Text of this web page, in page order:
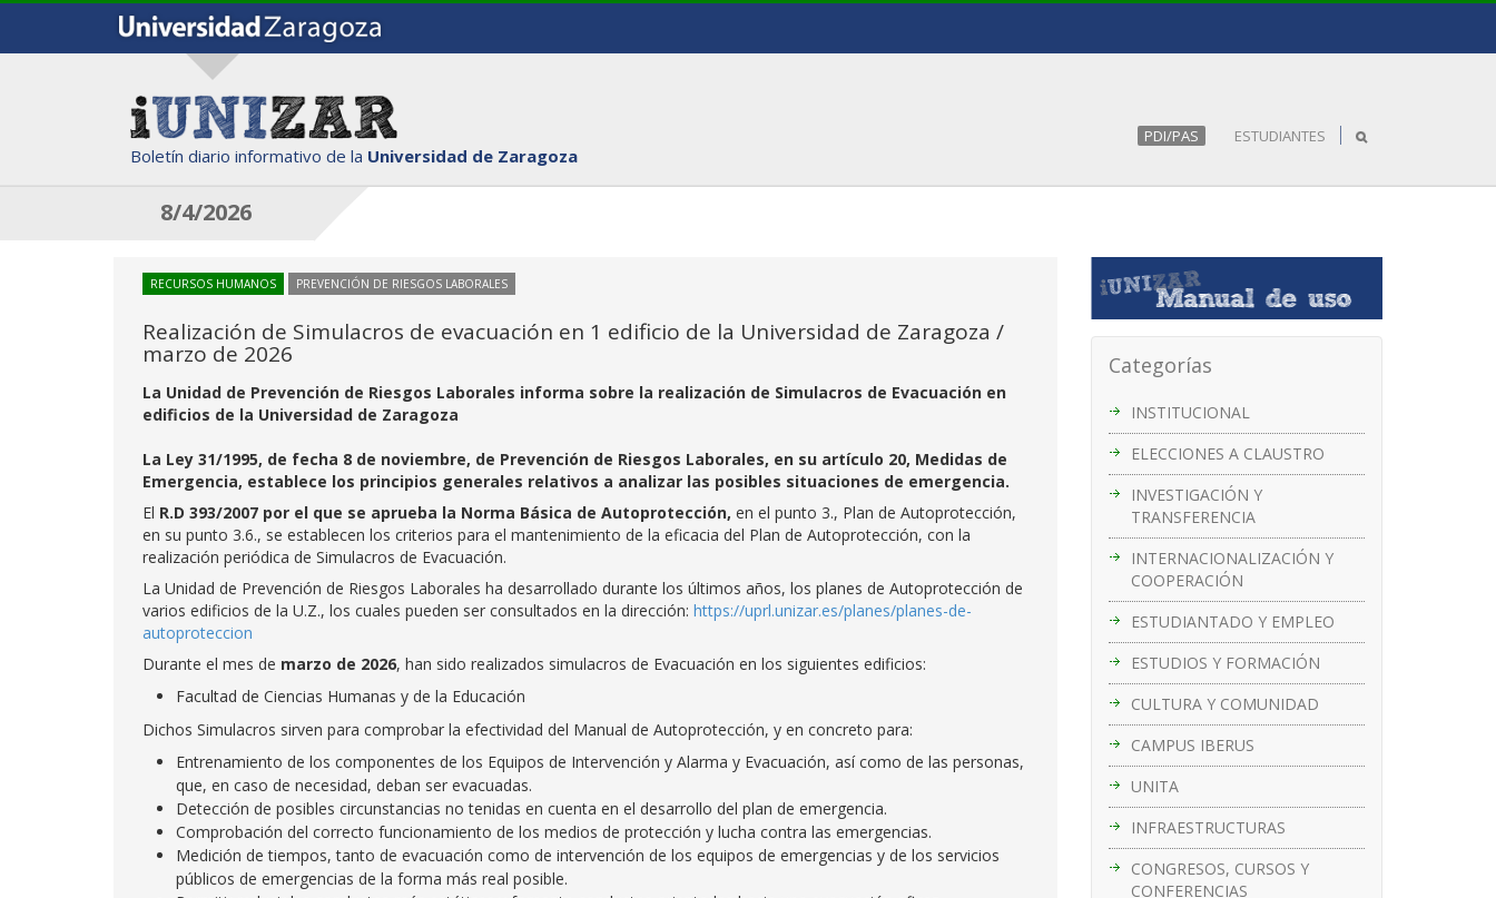
Boletín diario informativo de la Universidad de Zaragoza
PDI/PAS ESTUDIANTES
8/4/2026
Categorías
INSTITUCIONAL
ELECCIONES A CLAUSTRO
INVESTIGACIÓN Y
TRANSFERENCIA
INTERNACIONALIZACIÓN Y
COOPERACIÓN
ESTUDIANTADO Y EMPLEO
ESTUDIOS Y FORMACIÓN
CULTURA Y COMUNIDAD
CAMPUS IBERUS
UNITA
INFRAESTRUCTURAS
CONGRESOS, CURSOS Y
CONFERENCIAS
RECURSOS HUMANOS PREVENCIÓN DE RIESGOS LABORALES
Realización de Simulacros de evacuación en 1 edificio de la Universidad de Zaragoza /
marzo de 2026
La Unidad de Prevención de Riesgos Laborales informa sobre la realización de Simulacros de Evacuación en
edificios de la Universidad de Zaragoza
La Ley 31/1995, de fecha 8 de noviembre, de Prevención de Riesgos Laborales, en su artículo 20, Medidas de
Emergencia, establece los principios generales relativos a analizar las posibles situaciones de emergencia.
El R.D 393/2007 por el que se aprueba la Norma Básica de Autoprotección, en el punto 3., Plan de Autoprotección,
en su punto 3.6., se establecen los criterios para el mantenimiento de la eficacia del Plan de Autoprotección, con la
realización periódica de Simulacros de Evacuación.
La Unidad de Prevención de Riesgos Laborales ha desarrollado durante los últimos años, los planes de Autoprotección de
varios edificios de la U.Z., los cuales pueden ser consultados en la dirección: https://uprl.unizar.es/planes/planes-de-
autoproteccion
Durante el mes de marzo de 2026, han sido realizados simulacros de Evacuación en los siguientes edificios:
Facultad de Ciencias Humanas y de la Educación
Dichos Simulacros sirven para comprobar la efectividad del Manual de Autoprotección, y en concreto para:
Entrenamiento de los componentes de los Equipos de Intervención y Alarma y Evacuación, así como de las personas,
que, en caso de necesidad, deban ser evacuadas.
Detección de posibles circunstancias no tenidas en cuenta en el desarrollo del plan de emergencia.
Comprobación del correcto funcionamiento de los medios de protección y lucha contra las emergencias.
Medición de tiempos, tanto de evacuación como de intervención de los equipos de emergencias y de los servicios
públicos de emergencias de la forma más real posible.